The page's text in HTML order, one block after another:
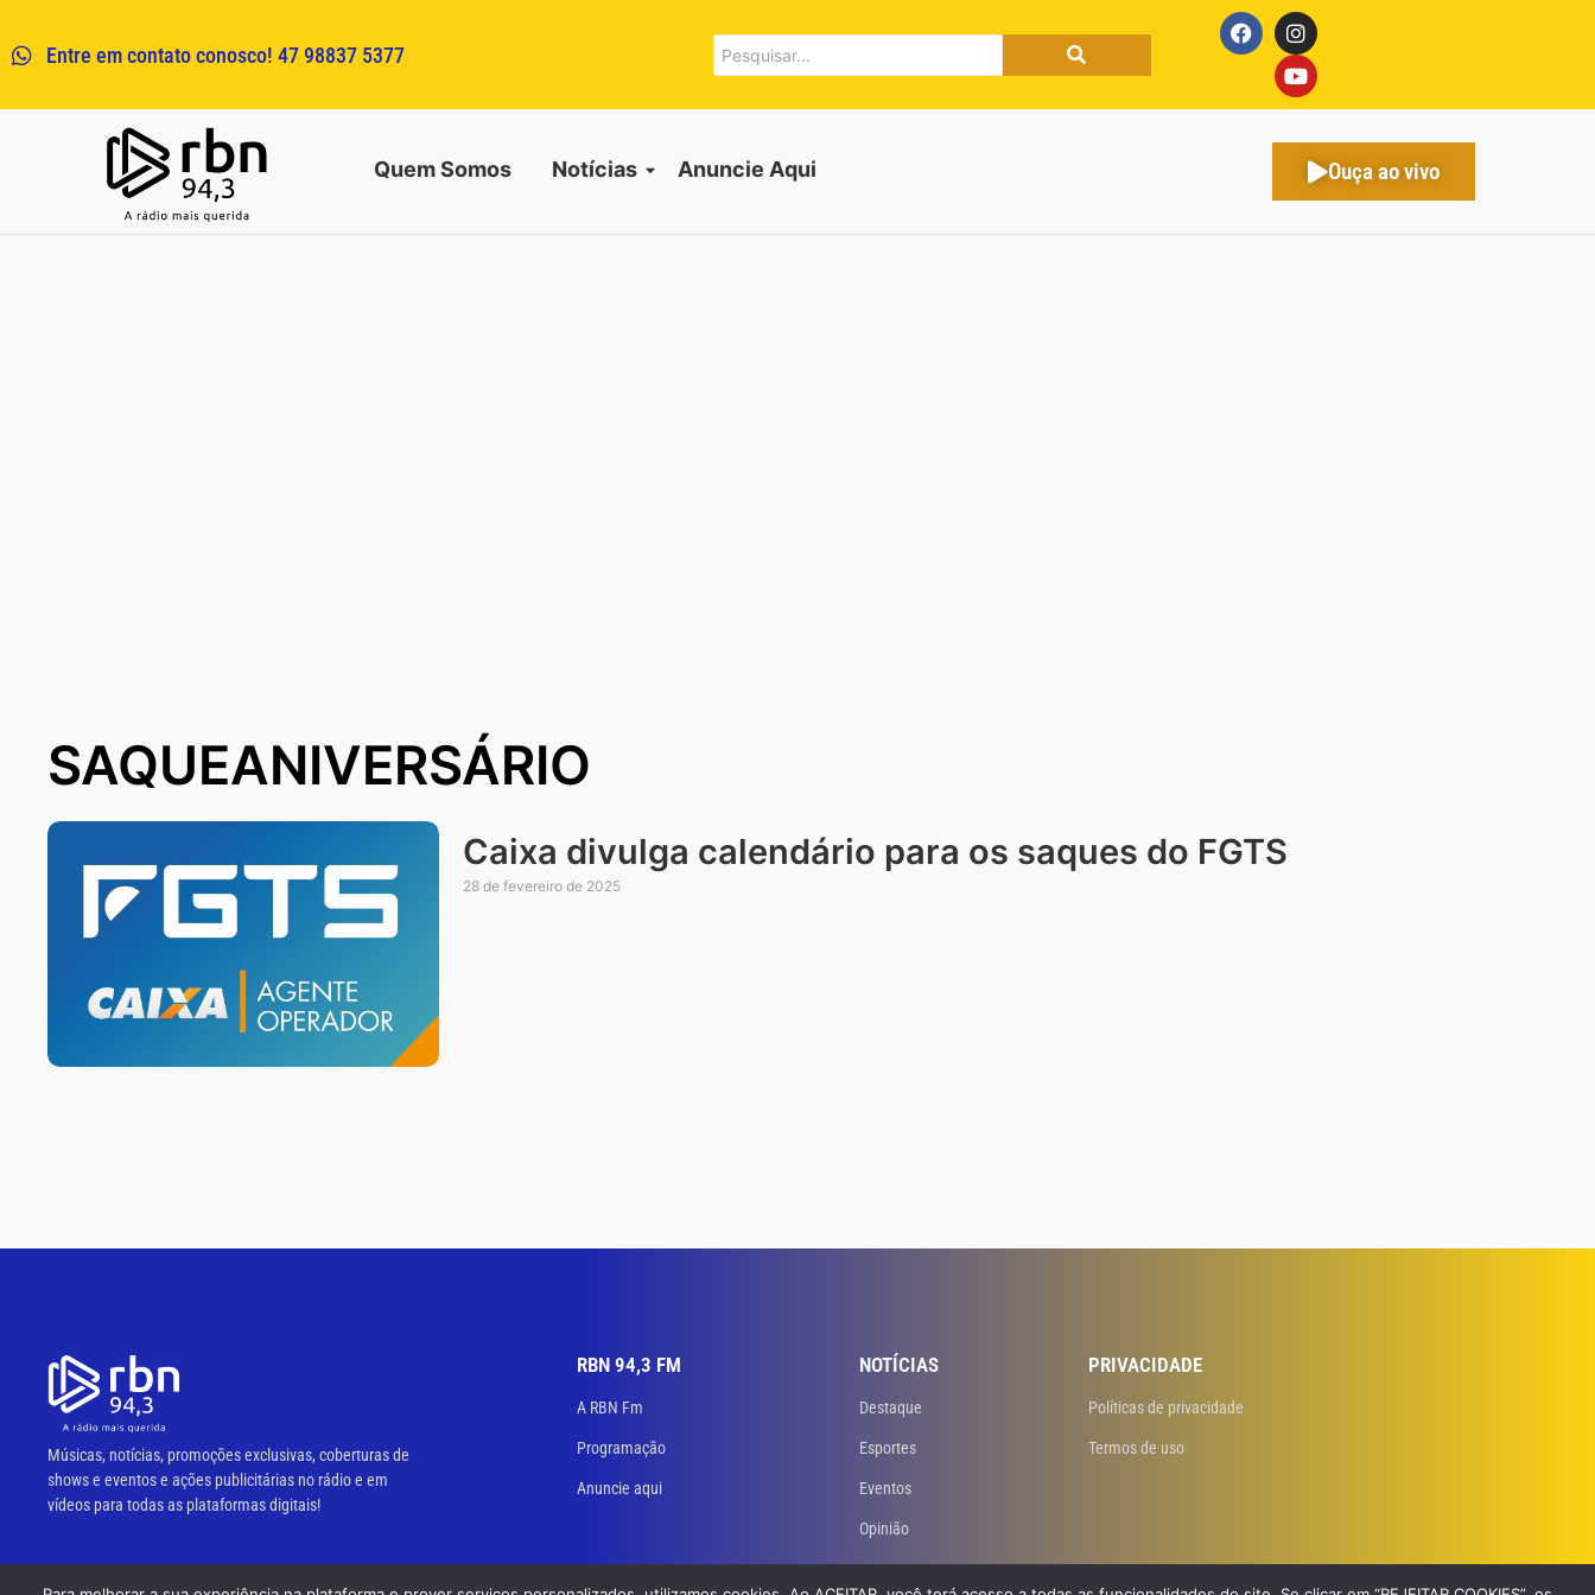
Entre em contato conosco! 47 98837 5377
Quem Somos Notícias Anuncie Aqui Ouça ao vivo
SAQUEANIVERSÁRIO
Caixa divulga calendário para os saques do FGTS
28 de fevereiro de 2025
Músicas, notícias, promoções exclusivas, coberturas de
shows e eventos e ações publicitárias no rádio e em
vídeos para todas as plataformas digitais!
RBN 94,3 FM
A RBN Fm
Programação
Anuncie aqui
NOTÍCIAS
Destaque
Esportes
Eventos
Opinião
PRIVACIDADE
Políticas de privacidade
Termos de uso